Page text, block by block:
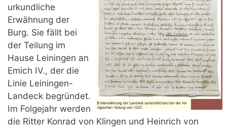
urkundliche
Erwähnung der
Burg. Sie fällt bei
der Teilung im
Hause Leiningen an
Emich IV., der die
Linie Leiningen-
Landeck begründet.
Im Folgejahr werden
die Ritter Konrad von Klingen und Heinrich von